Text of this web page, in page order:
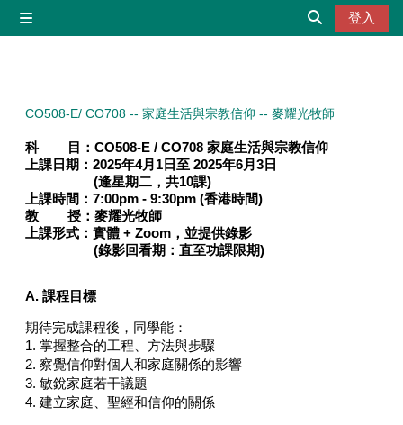
登入
CO508-E/ CO708 -- 家庭生活與宗教信仰 -- 麥耀光牧師
科 目： CO508-E / CO708 家庭生活與宗教信仰
上課日期： 2025年4月1日至 2025年6月3日
(逢星期二，共10課)
上課時間： 7:00pm - 9:30pm (香港時間)
教 授： 麥耀光牧師
上課形式： 實體 + Zoom，並提供錄影
(錄影回看期： 直至功課限期)
A. 課程目標
期待完成課程後，同學能：
1. 掌握整合的工程、方法與步驟
2. 察覺信仰對個人和家庭關係的影響
3. 敏銳家庭若干議題
4. 建立家庭、聖經和信仰的關係